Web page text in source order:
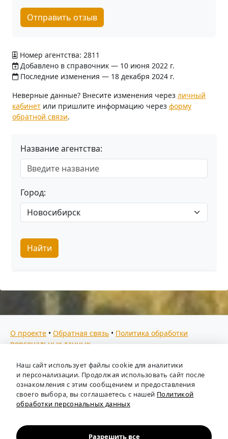
Отправить отзыв
Номер агентства: 2811
Добавлено в справочник — 10 июня 2022 г.
Последние изменения — 18 декабря 2024 г.
Неверные данные? Внесите изменения через личный
кабинет или пришлите информацию через форму
обратной связи.
Название агентства:
Город:
Найти
О проекте • Обратная связь • Политика обработки
персональных данных
Мы собираем отзывы, составляем рейтинги и
предоставляем всю информацию о кадровых агентствах
России. Также анализируем ключевые тенденции рынка
труда: отслеживаем динамику зарплат, уровень
безработицы и общую обстановку в отрасли, чтобы вы
Независимый портал-справочник«Кадровые агентства
Наш сайт использует файлы cookie для аналитики
и персонализации. Продолжая использовать сайт после
ознакомления с этим сообщением и предоставления
своего выбора, вы соглашаетесь с нашей Политикой
обработки персональных данных
Разрешить все